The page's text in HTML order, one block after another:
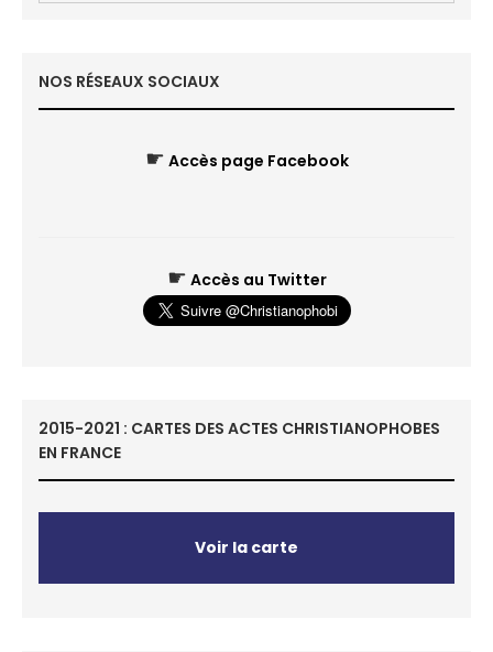
NOS RÉSEAUX SOCIAUX
☛ Accès page Facebook
☛ Accès au Twitter
2015-2021 : CARTES DES ACTES CHRISTIANOPHOBES
EN FRANCE
Voir la carte